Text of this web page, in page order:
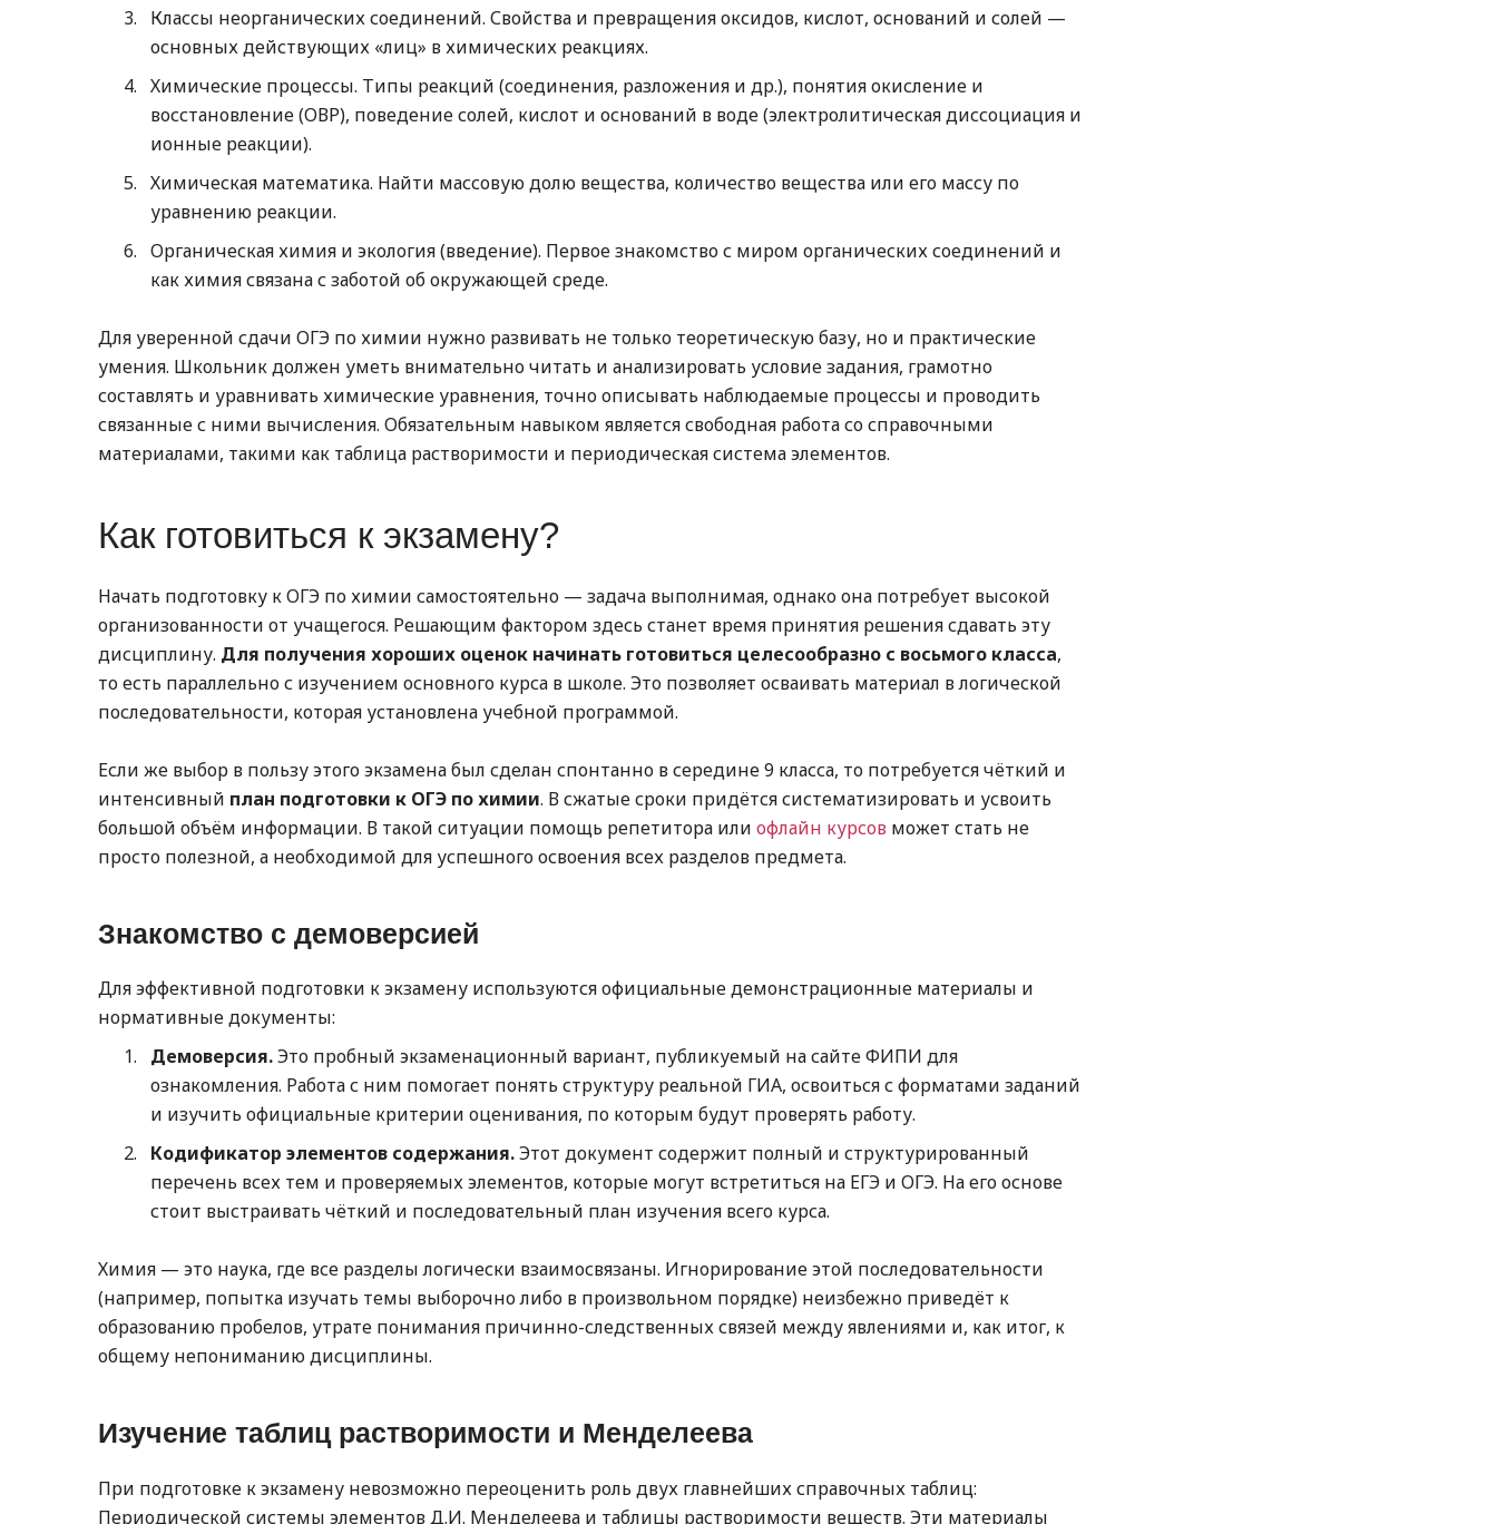
Классы неорганических соединений. Свойства и превращения оксидов, кислот, оснований и солей —
основных действующих «лиц» в химических реакциях.
Химические процессы. Типы реакций (соединения, разложения и др.), понятия окисление и
восстановление (ОВР), поведение солей, кислот и оснований в воде (электролитическая диссоциация и
ионные реакции).
Химическая математика. Найти массовую долю вещества, количество вещества или его массу по
уравнению реакции.
Органическая химия и экология (введение). Первое знакомство с миром органических соединений и
как химия связана с заботой об окружающей среде.
Для уверенной сдачи ОГЭ по химии нужно развивать не только теоретическую базу, но и практические
умения. Школьник должен уметь внимательно читать и анализировать условие задания, грамотно
составлять и уравнивать химические уравнения, точно описывать наблюдаемые процессы и проводить
связанные с ними вычисления. Обязательным навыком является свободная работа со справочными
материалами, такими как таблица растворимости и периодическая система элементов.
Как готовиться к экзамену?
Начать подготовку к ОГЭ по химии самостоятельно — задача выполнимая, однако она потребует высокой
организованности от учащегося. Решающим фактором здесь станет время принятия решения сдавать эту
дисциплину. Для получения хороших оценок начинать готовиться целесообразно с восьмого класса,
то есть параллельно с изучением основного курса в школе. Это позволяет осваивать материал в логической
последовательности, которая установлена учебной программой.
Если же выбор в пользу этого экзамена был сделан спонтанно в середине 9 класса, то потребуется чёткий и
интенсивный план подготовки к ОГЭ по химии. В сжатые сроки придётся систематизировать и усвоить
большой объём информации. В такой ситуации помощь репетитора или офлайн курсов может стать не
просто полезной, а необходимой для успешного освоения всех разделов предмета.
Знакомство с демоверсией
Для эффективной подготовки к экзамену используются официальные демонстрационные материалы и
нормативные документы:
Демоверсия.Это пробный экзаменационный вариант, публикуемый на сайте ФИПИ для
ознакомления. Работа с ним помогает понять структуру реальной ГИА, освоиться с форматами заданий
и изучить официальные критерии оценивания, по которым будут проверять работу.
Кодификатор элементов содержания.Этот документ содержит полный и структурированный
перечень всех тем и проверяемых элементов, которые могут встретиться на ЕГЭ и ОГЭ. На его основе
стоит выстраивать чёткий и последовательный план изучения всего курса.
Химия — это наука, где все разделы логически взаимосвязаны. Игнорирование этой последовательности
(например, попытка изучать темы выборочно либо в произвольном порядке) неизбежно приведёт к
образованию пробелов, утрате понимания причинно-следственных связей между явлениями и, как итог, к
общему непониманию дисциплины.
Изучение таблиц растворимости и Менделеева
При подготовке к экзамену невозможно переоценить роль двух главнейших справочных таблиц:
Периодической системы элементов Д.И. Менделеева и таблицы растворимости веществ. Эти материалы